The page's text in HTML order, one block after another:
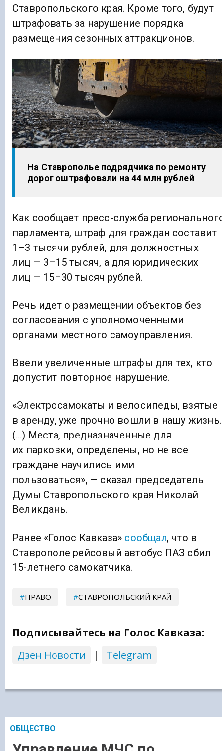
Ставропольского края. Кроме того, будут
штрафовать за нарушение порядка
размещения сезонных аттракционов.
На Ставрополье подрядчика по ремонту
дорог оштрафовали на 44 млн рублей
Как сообщает пресс-служба
парламента, штраф для граждан составит
1–3 тысячи рублей, для должностных
лиц — 3–15 тысяч, а для юридических
лиц — 15–30 тысяч рублей.
Речь идет о размещении объектов без
согласования с уполномоченными
органами местного самоуправления.
Ввели увеличенные штрафы для тех, кто
допустит повторное нарушение.
«Электросамокаты и велосипеды, взятые
в аренду, уже прочно вошли в нашу жизнь.
(…) Места, предназначенные для
их парковки, определены, но не все
граждане научились ими
пользоваться», — сказал председатель
Думы Ставропольского края Николай
Великдань.
Ранее «Голос Кавказа» сообщал, что в
Ставрополе рейсовый автобус ПАЗ сбил
15-летнего самокатчика.
ПРАВО СТАВРОПОЛЬСКИЙ КРАЙ
Подписывайтесь на Голос Кавказа:
Дзен Новости
| Telegram
ОБЩЕСТВО